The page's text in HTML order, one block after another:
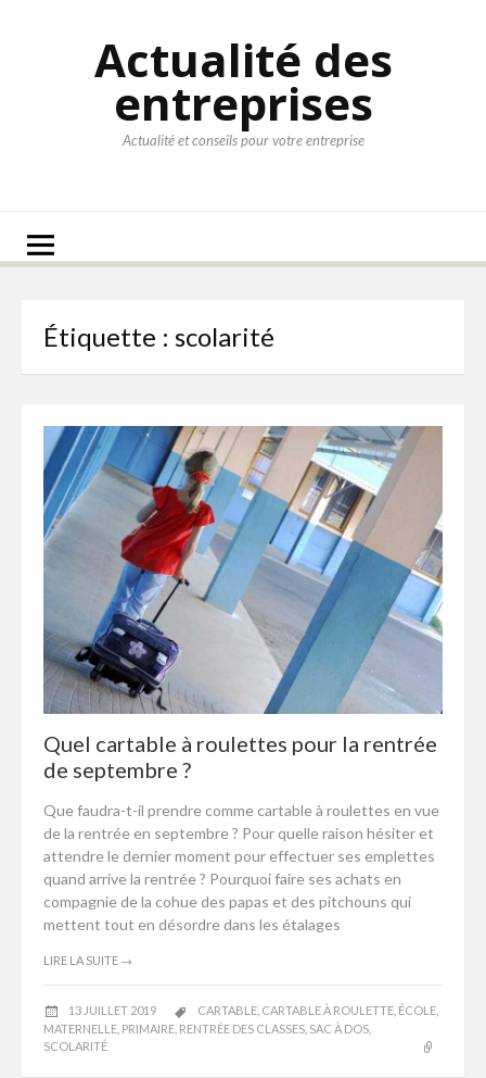
Actualité des
entreprises
Actualité et conseils pour votre entreprise
Étiquette : scolarité
Quel cartable à roulettes pour la rentrée
de septembre ?
Que faudra-t-il prendre comme cartable à roulettes en vue
de la rentrée en septembre ? Pour quelle raison hésiter et
attendre le dernier moment pour effectuer ses emplettes
quand arrive la rentrée ? Pourquoi faire ses achats en
compagnie de la cohue des papas et des pitchouns qui
mettent tout en désordre dans les étalages
LIRE LA SUITE →
13 JUILLET 2019 CARTABLE CARTABLE À ROULETTE ÉCOLE
MATERNELLE PRIMAIRE RENTRÉE DES CLASSES SAC À DOS
SCOLARITÉ